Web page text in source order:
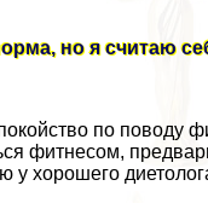
но я считаю
по поводу
фитнесом,
у хорошего